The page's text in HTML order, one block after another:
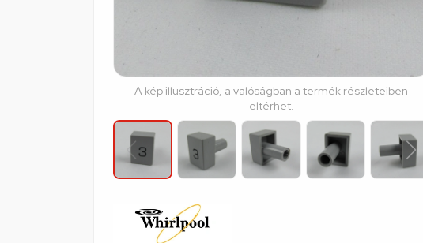
A kép illusztráció, a valóságban a termék részleteiben
eltérhet.